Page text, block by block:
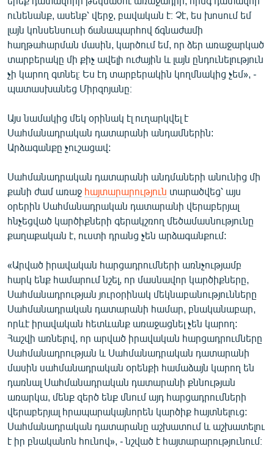
ունենանք, ասենք՝ վերջ, բավական է։ Չէ, ես խոսում եմ
լայն կոնսենսուսի ճանապարհով ճգնաժամի
հաղթահարման մասին, կարծում եմ, որ ձեր առաջարկած
տարբերակը մի քիչ ավելի ուժային և լայն ընդունելություն
չի կարող գտնել։ Ես էդ տարբերակին կողմնակից չեմ», -
պատասխանեց Միրզոյանը։
Այս նամակից մեկ օրինակ էլ ուղարկվել է
Սահմանադրական դատարանի անդամներին:
Արձագանքը չուշացավ:
Սահմանադրական դատարանի անդմաների անունից մի
քանի ժամ առաջ հայտարարություն տարածվեց՝ այս
օրերին Սահմանադրական դատարանի վերաբերյալ
հնչեցված կարծիքների գերակշռող մեծամասնությունը
քաղաքական է, ուստի դրանց չեն արձագանքում:
«Արված իրավական հարցադրումների առնչությամբ
հարկ ենք համարում նշել, որ մասնավոր կարծիքները,
Սահմանադրության յուրօրինակ մեկնաբանությունները
Սահմանադրական դատարանի համար, բնականաբար,
որևէ իրավական հետևանք առաջացնել չեն կարող:
Հաշվի առնելով, որ արված իրավական հարցադրումները
Սահմանադրության և Սահմանադրական դատարանի
մասին սահմանադրական օրենքի համաձայն կարող են
դառնալ Սահմանադրական դատարանի քննության
առարկա, մենք զերծ ենք մնում այդ հարցադրումների
վերաբերյալ հրապարակայնորեն կարծիք հայտնելուց:
Սահմանադրական դատարանը աշխատում և աշխատելու
է իր բնականոն հունով», - նշված է հայտարարությունում։